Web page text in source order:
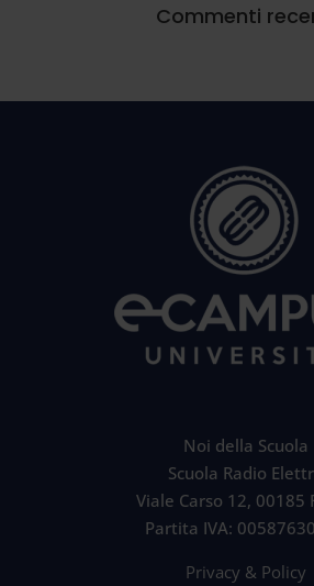
Commenti
Noi della Scuola
Scuola Radio
Viale Carso 12, 00185
Partita IVA:
Privacy & Policy